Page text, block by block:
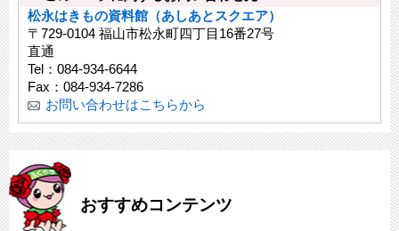
松永はきもの資料館（あしあとスクエア）
〒729-0104 福山市松永町四丁目16番27号
直通
Tel：084-934-6644
Fax：084-934-7286
お問い合わせはこちらから
おすすめコンテンツ